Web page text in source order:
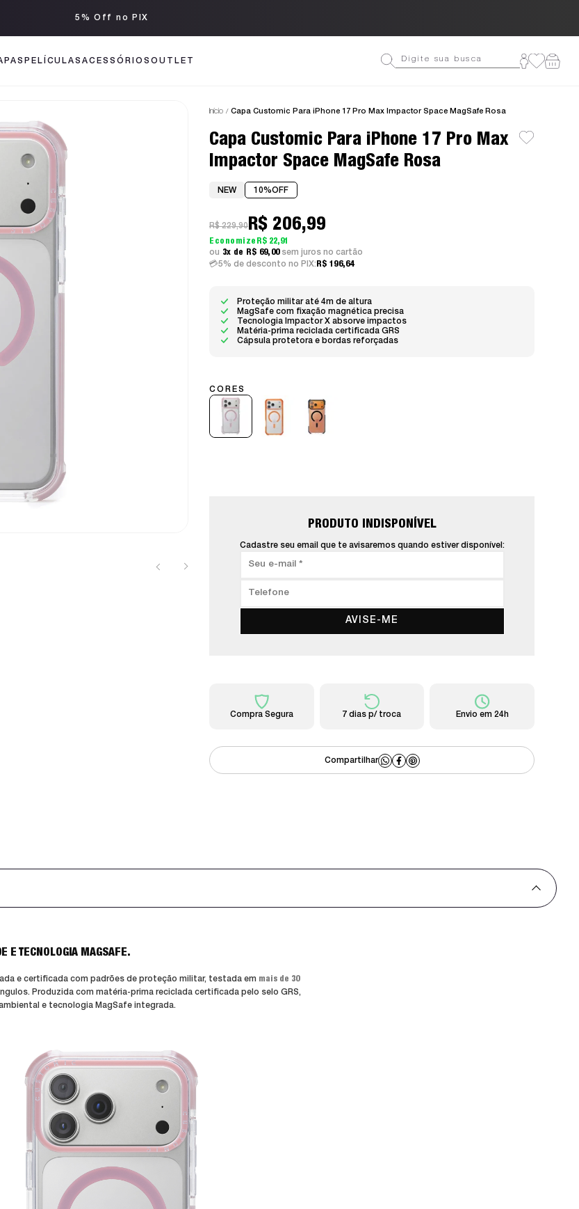
Até 3x sem juros
PELÍCULASACESSÓRIOS OUTLET
Início Capa Customic Para iPhone 17 Pro Max Impactor Space MagSafe Rosa
Capa Customic Para iPhone 17 Pro Max
Impactor Space MagSafe Rosa
NEW 10%OFF
5% de desconto no PIX: R$ 196,64
R$ 229,90R$ 206,99
R$ 22,91
3x
R$ 69,00 sem juros
Proteção militar até 4m de altura
MagSafe com fixação magnética precisa
Tecnologia Impactor X absorve impactos
Matéria-prima reciclada certificada GRS
Cápsula protetora e bordas reforçadas
PRODUTO INDISPONÍVEL
Cadastre seu email que te avisaremos quando estiver disponível:
AVISE-ME
Compra Segura 7 dias p/ troca Envio em 24h
E TECNOLOGIA MAGSAFE.
e certificada com padrões de proteção militar, testada em mais de 30
Produzida com matéria-prima reciclada certificada pelo selo GRS,
e tecnologia MagSafe integrada.